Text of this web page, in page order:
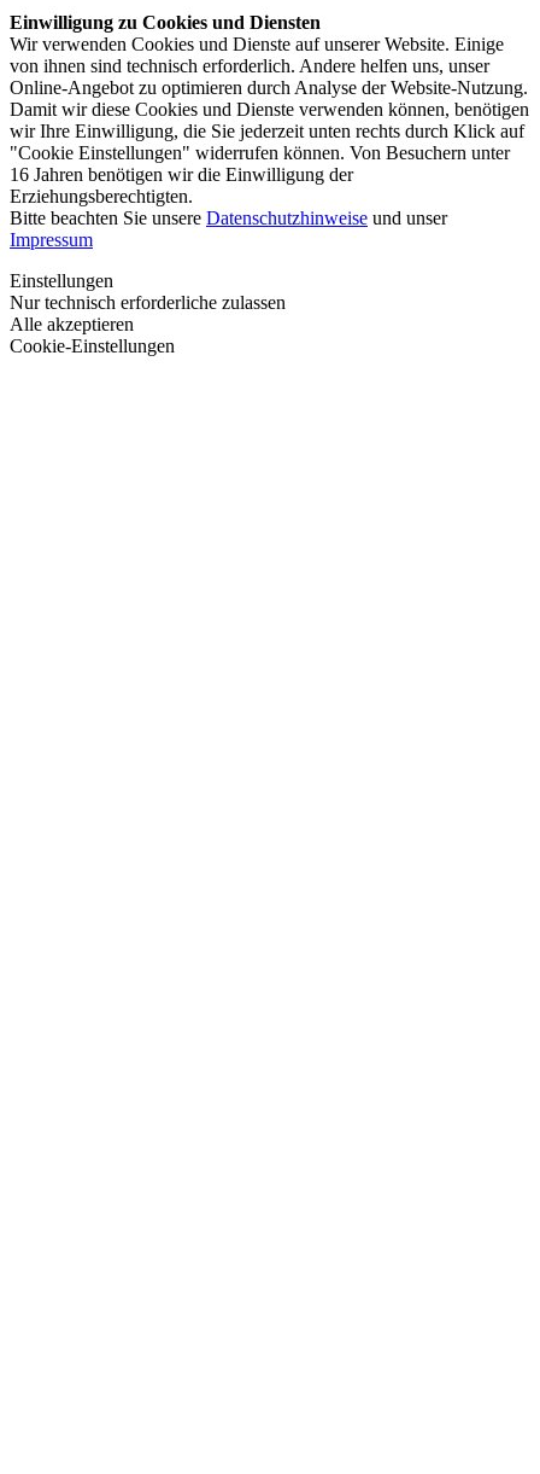
Einwilligung zu Cookies und Diensten
Wir verwenden Cookies und Dienste auf unserer Website. Einige
von ihnen sind technisch erforderlich. Andere helfen uns, unser
Online-Angebot zu optimieren durch Analyse der Website-Nutzung.
Damit wir diese Cookies und Dienste verwenden können, benötigen
wir Ihre Einwilligung, die Sie jederzeit unten rechts durch Klick auf
"Cookie Einstellungen" widerrufen können. Von Besuchern unter
16 Jahren benötigen wir die Einwilligung der
Erziehungsberechtigten.
Bitte beachten Sie unsere Datenschutzhinweise und unser
Impressum
Einstellungen
Nur technisch erforderliche zulassen
Alle akzeptieren
Cookie-Einstellungen